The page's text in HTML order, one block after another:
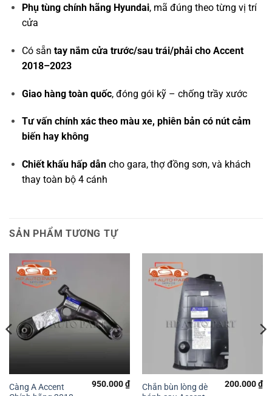
Phụ tùng chính hãng Hyundai, mã đúng theo từng vị trí
cửa
Có sẵn tay nắm cửa trước/sau trái/phải cho Accent
2018–2023
Giao hàng toàn quốc, đóng gói kỹ – chống trầy xước
Tư vấn chính xác theo màu xe, phiên bản có nút cảm
biến hay không
Chiết khấu hấp dẫncho gara, thợ đồng sơn, và khách
thay toàn bộ 4 cánh
SẢN PHẨM TƯƠNG TỰ
Càng A Accent
950.000₫
Chắn bùn lòng dè
200.000₫